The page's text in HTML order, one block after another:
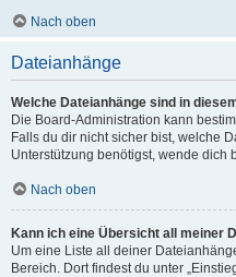
Nach oben
Dateianhänge
Welche Dateianhänge sind in
Die Board-Administration kann
Falls du dir nicht sicher bist, welche
Unterstützung benötigst, wende dich
Nach oben
Kann ich eine Übersicht all meiner
Um eine Liste all deiner
Bereich. Dort findest du unter